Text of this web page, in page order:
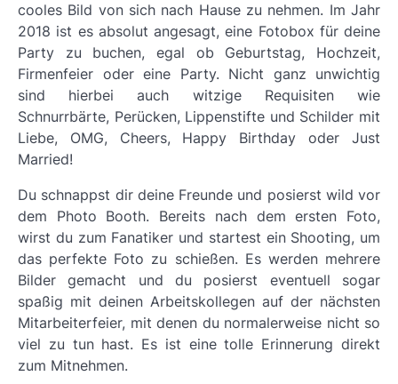
cooles Bild von sich nach Hause zu nehmen. Im Jahr
2018 ist es absolut angesagt, eine Fotobox für deine
Party zu buchen, egal ob Geburtstag, Hochzeit,
Firmenfeier oder eine Party. Nicht ganz unwichtig
sind hierbei auch witzige Requisiten wie
Schnurrbärte, Perücken, Lippenstifte und Schilder mit
Liebe, OMG, Cheers, Happy Birthday oder Just
Married!
Du schnappst dir deine Freunde und posierst wild vor
dem Photo Booth. Bereits nach dem ersten Foto,
wirst du zum Fanatiker und startest ein Shooting, um
das perfekte Foto zu schießen. Es werden mehrere
Bilder gemacht und du posierst eventuell sogar
spaßig mit deinen Arbeitskollegen auf der nächsten
Mitarbeiterfeier, mit denen du normalerweise nicht so
viel zu tun hast. Es ist eine tolle Erinnerung direkt
zum Mitnehmen.